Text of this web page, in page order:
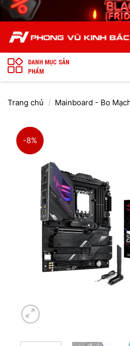
Bỏ
qua
dung
DANH MỤC SẢN
PHẨM
Trang chủ / Mainboard - Bo
-8%